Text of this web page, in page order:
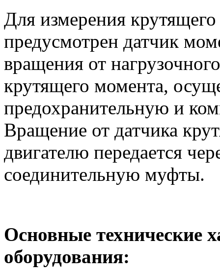
Для измерения
предусмотрен датчик
вращения от
крутящего момента,
предохранительную и
Вращение от датчика
двигателю передается
соединительную муфты.
Основные технические
оборудования: